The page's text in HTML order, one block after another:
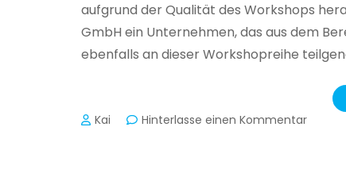
aufgrund der Qualität des Workshops
GmbH ein Unternehmen, das aus dem
ebenfalls an dieser Workshopreihe
Kai Hinterlasse einen Kommentarzu